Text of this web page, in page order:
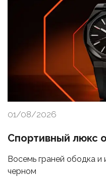
01/08/2026
Спортивный люкс
Восемь граней ободка и
черном